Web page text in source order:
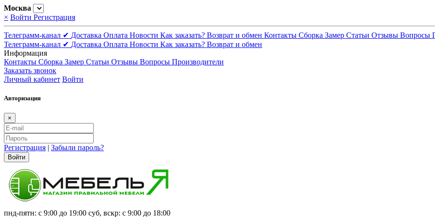
Москва
× Войти Регистрация
Телеграмм-канал ✔ Доставка Оплата Новости Как заказать? Возврат и обмен Контакты Сборка Замер Статьи Отзывы Вопросы
Телеграмм-канал ✔ Доставка Оплата Новости Как заказать? Возврат и обмен
Информация
Контакты Сборка Замер Статьи Отзывы Вопросы Производители
Заказать звонок
Личный кабинет Войти
Авторизация
×
Регистрация | Забыли пароль?
Войти
пнд-пятн: с 9:00 до 19:00 суб, вскр: с 9:00 до 18:00